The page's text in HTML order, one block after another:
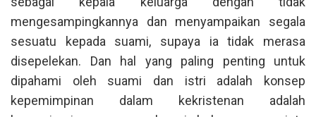
mengesampingkannya dan menyampaikan segala
sesuatu kepada suami, supaya ia tidak merasa
disepelekan. Dan hal yang paling penting untuk
dipahami oleh suami dan istri adalah konsep
kepemimpinan dalam kekristenan adalah